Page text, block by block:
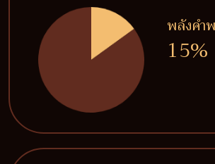
พลังคำ
15%